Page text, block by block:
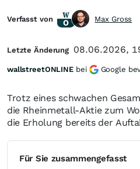
Trotz eines schwachen
die Rheinmetall-Aktie zum
die Erholung bereits der
Für Sie zusammengefasst
Verfasst von Max Gross
Letzte Änderung 08.06.2026,
wallstreetONLINE bei Google